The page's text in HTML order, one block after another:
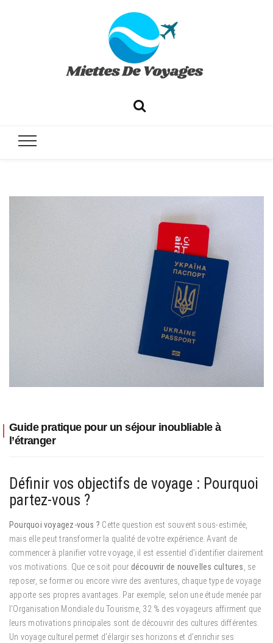
Guide pratique pour un séjour inoubliable à
l’étranger
Définir vos objectifs de voyage : Pourquoi
partez-vous ?
Pourquoi voyagez-vous ? Cette question est souvent sous-estimée,
mais elle peut transformer la qualité de votre expérience. Avant de
commencer à planifier votre voyage, il est essentiel d’identifier clairement
vos motivations. Que ce soit pour découvrir de nouvelles cultures , se
reposer, se former ou encore vivre des aventures, chaque type de voyage
apporte ses propres avantages. Par exemple, selon une étude menée par
l’Organisation Mondiale du Tourisme, 32 % des voyageurs affirment que
leurs motivations principales sont de découvrir des cultures différentes.
Un voyage culturel permet d’élargir ses horizons et d’enrichir ses